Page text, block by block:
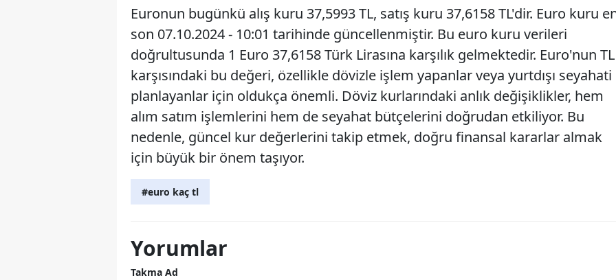
Euronun bugünkü alış kuru 37,5993 TL, satış kuru 37,6158 TL'dir. Euro kuru
son 07.10.2024 - 10:01 tarihinde güncellenmiştir. Bu euro kuru verileri
doğrultusunda 1 Euro 37,6158 Türk Lirasına karşılık gelmektedir. Euro'nun TL
karşısındaki bu değeri, özellikle dövizle işlem yapanlar veya yurtdışı seyahati
planlayanlar için oldukça önemli. Döviz kurlarındaki anlık değişiklikler, hem
alım satım işlemlerini hem de seyahat bütçelerini doğrudan etkiliyor. Bu
nedenle, güncel kur değerlerini takip etmek, doğru finansal kararlar almak
için büyük bir önem taşıyor.
#euro kaç tl
Yorumlar
Takma Ad